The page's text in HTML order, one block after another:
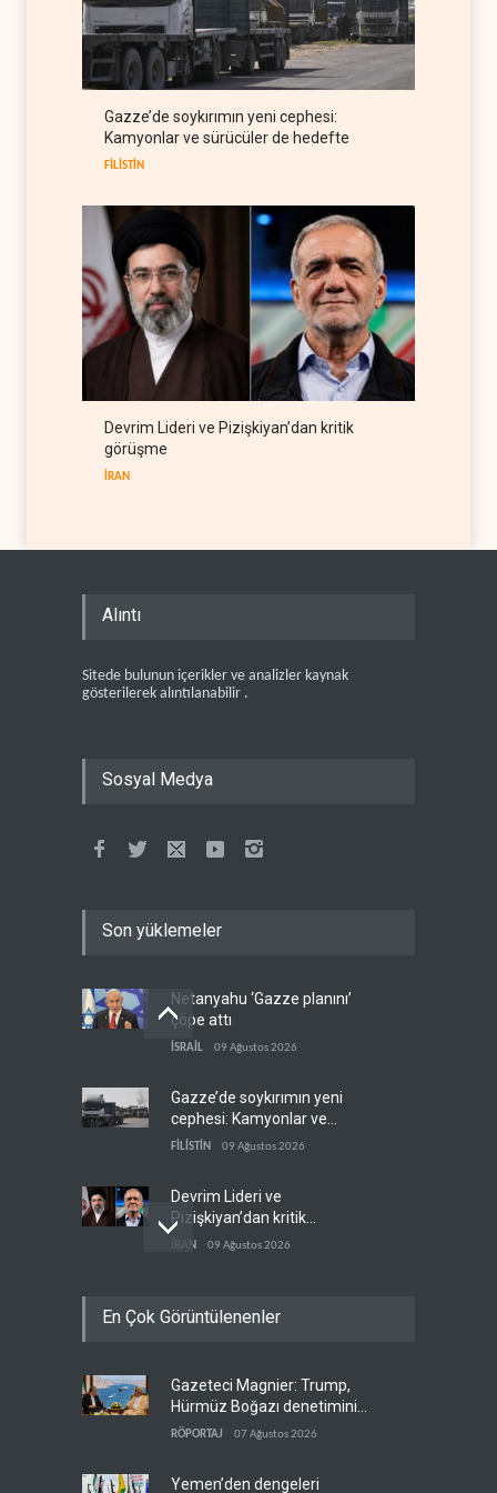
ABD'den Rus petrolünü alan
ülkelere yüzde 100'e varan
gümrük vergisi
RUSYA 09 Ağustos 2026
Demokratlar Trump için azil
süreci yerine soruşturma
Gazze’de soykırımın yeni cephesi:
Kamyonlar ve sürücüler de hedefte
FİLİSTİN
Devrim Lideri ve Pizişkiyan’dan kritik
görüşme
İRAN
Alıntı
Sitede bulunun içerikler ve analizler kaynak
gösterilerek alıntılanabilir .
Sosyal Medya
Son yüklemeler
Netanyahu ‘Gazze planını’
çöpe attı
İSRAİL 09 Ağustos 2026
Gazze’de soykırımın yeni
cephesi: Kamyonlar ve
sürücüler de hedefte
FİLİSTİN 09 Ağustos 2026
Devrim Lideri ve
Pizişkiyan’dan kritik
görüşme
İRAN 09 Ağustos 2026
güçlere büyük operasyon
Grönland’da izinsiz sondaj
hamlesi
En Çok Görüntülenenler
Gazeteci Magnier: Trump,
Hürmüz Boğazı denetimini
doğrudan İran ve Umman'a
RÖPORTAJ 07 Ağustos 2026
Yemen’den dengeleri